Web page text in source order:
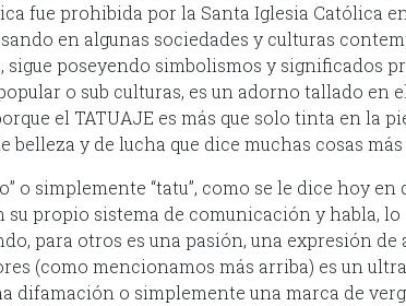
fue prohibida por la Santa Iglesia Católica
en algunas sociedades y culturas
sigue poseyendo simbolismos y significados
o sub culturas, es un adorno tallado en
el TATUAJE es más que solo tinta en la
belleza y de lucha que dice muchas cosas más
o simplemente “tatu”, como se le dice hoy
su propio sistema de comunicación y habla, lo
para otros es una pasión, una expresión de
(como mencionamos más arriba) es un
difamación o simplemente una marca de